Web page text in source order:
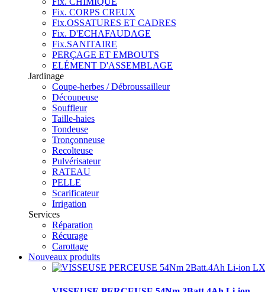
Fix. CORPS CREUX
Fix.OSSATURES ET CADRES
Fix. D'ECHAFAUDAGE
Fix.SANITAIRE
PERÇAGE ET EMBOUTS
ELÉMENT D'ASSEMBLAGE
Jardinage
Coupe-herbes / Débroussailleur
Découpeuse
Souffleur
Taille-haies
Tondeuse
Tronçonneuse
Recolteuse
Pulvérisateur
RATEAU
PELLE
Scarificateur
Irrigation
Services
Réparation
Récurage
Carottage
Nouveaux produits